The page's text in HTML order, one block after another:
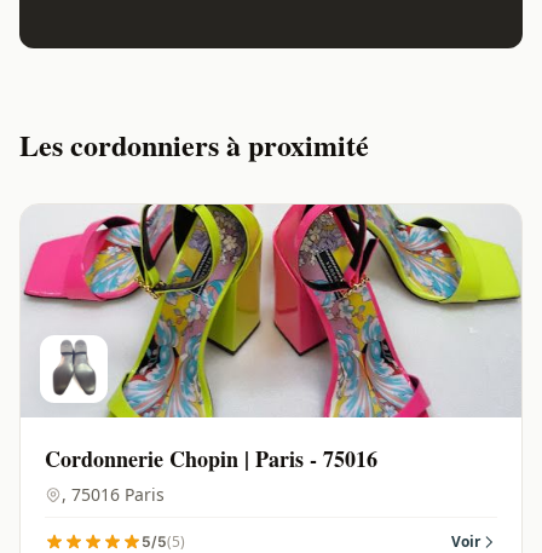
Les cordonniers à proximité
Cordonnerie Chopin | Paris - 75016
, 75016 Paris
5/5(5) Voir